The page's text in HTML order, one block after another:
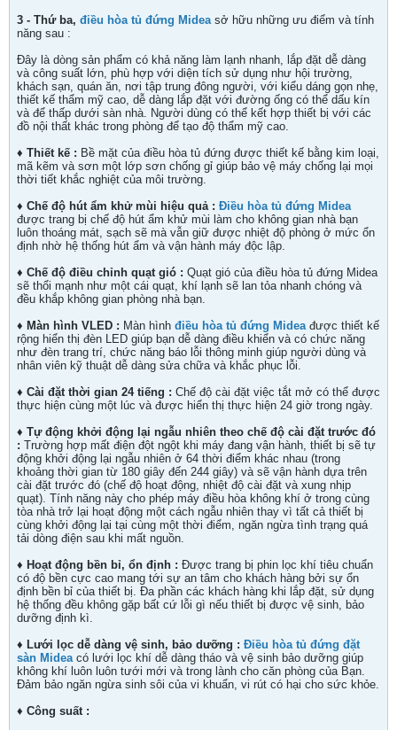
3 - Thứ ba, điều hòa tủ đứng Midea sở hữu những ưu điểm và tính
năng sau :
Đây là dòng sản phẩm có khả năng làm lạnh nhanh, lắp đặt dễ dàng
và công suất lớn, phù hợp với diện tích sử dụng như hội trường,
khách sạn, quán ăn, nơi tập trung đông người, với kiểu dáng gọn nhẹ,
thiết kế thẩm mỹ cao, dễ dàng lắp đặt với đường ống có thể dấu kín
và để thấp dưới sàn nhà. Người dùng có thể kết hợp thiết bị với các
đồ nội thất khác trong phòng để tạo độ thẩm mỹ cao.
♦ Thiết kế : Bề mặt của điều hòa tủ đứng được thiết kế bằng kim loại,
mã kẽm và sơn một lớp sơn chống gỉ giúp bảo vệ máy chống lại mọi
thời tiết khắc nghiệt của môi trường.
♦ Chế độ hút ẩm khử mùi hiệu quả : Điều hòa tủ đứng Midea
được trang bị chế độ hút ẩm khử mùi làm cho không gian nhà bạn
luôn thoáng mát, sạch sẽ mà vẫn giữ được nhiệt độ phòng ở mức ổn
định nhờ hệ thống hút ẩm và vận hành máy độc lập.
♦ Chế độ điều chỉnh quạt gió : Quạt gió của điều hòa tủ đứng Midea
sẽ thổi mạnh như một cái quạt, khí lạnh sẽ lan tỏa nhanh chóng và
đều khắp không gian phòng nhà bạn.
♦ Màn hình VLED : Màn hình điều hòa tủ đứng Midea được thiết kế
rộng hiển thị đèn LED giúp bạn dễ dàng điều khiển và có chức năng
như đèn trang trí, chức năng báo lỗi thông minh giúp người dùng và
nhân viên kỹ thuật dễ dàng sửa chữa và khắc phục lỗi.
♦ Cài đặt thời gian 24 tiếng : Chế độ cài đặt việc tắt mở có thể được
thực hiện cùng một lúc và được hiển thị thực hiện 24 giờ trong ngày.
♦ Tự động khởi động lại ngẫu nhiên theo chế độ cài đặt trước đó
: Trường hợp mất điện đột ngột khi máy đang vận hành, thiết bị sẽ tự
động khởi động lại ngẫu nhiên ở 64 thời điểm khác nhau (trong
khoảng thời gian từ 180 giây đến 244 giây) và sẽ vận hành dựa trên
cài đặt trước đó (chế độ hoạt động, nhiệt độ cài đặt và xung nhịp
quạt). Tính năng này cho phép máy điều hòa không khí ở trong cùng
tòa nhà trở lại hoạt động một cách ngẫu nhiên thay vì tất cả thiết bị
cùng khởi động lại tại cùng một thời điểm, ngăn ngừa tình trạng quá
tải dòng điện sau khi mất nguồn.
♦ Hoạt động bền bỉ, ổn định : Được trang bị phin lọc khí tiêu chuẩn
có độ bền cực cao mang tới sự an tâm cho khách hàng bởi sự ổn
định bền bỉ của thiết bị. Đa phần các khách hàng khi lắp đặt, sử dụng
hệ thống đều không gặp bất cứ lỗi gì nếu thiết bị được vệ sinh, bảo
dưỡng định kì.
♦ Lưới lọc dễ dàng vệ sinh, bảo dưỡng : Điều hòa tủ đứng đặt
sàn Mideacó lưới lọc khí dễ dàng tháo và vệ sinh bảo dưỡng giúp
không khí luôn luôn tưới mới và trong lành cho căn phòng của Bạn.
Đảm bảo ngăn ngừa sinh sôi của vi khuẩn, vi rút có hại cho sức khỏe.
♦ Công suất :